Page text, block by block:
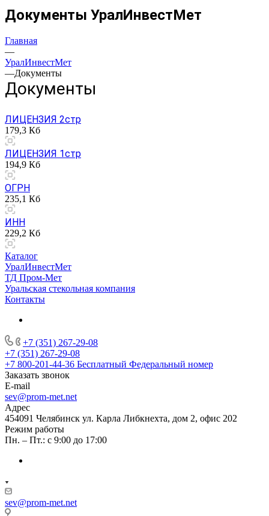
Документы УралИнвестМет
Главная
—
УралИнвестМет
—Документы
Документы
ЛИЦЕНЗИЯ 2стр
179,3 Кб
ЛИЦЕНЗИЯ 1стр
194,9 Кб
ОГРН
235,1 Кб
ИНН
229,2 Кб
Каталог
УралИнвестМет
ТД Пром-Мет
Уральская стекольная компания
Контакты
+7 (351) 267-29-08
+7 (351) 267-29-08
+7 800-201-44-36 Бесплатный Федеральный номер
Заказать звонок
E-mail
sev@prom-met.net
Адрес
454091 Челябинск ул. Карла Либкнехта, дом 2, офис 202
Режим работы
Пн. – Пт.: с 9:00 до 17:00
sev@prom-met.net